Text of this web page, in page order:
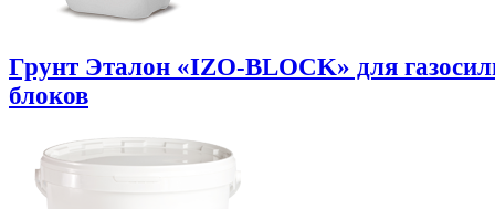
Грунт Эталон «IZO-BLOCK» для
блоков